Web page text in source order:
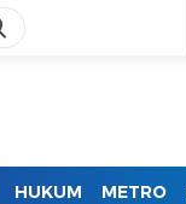
HUKUM METRO